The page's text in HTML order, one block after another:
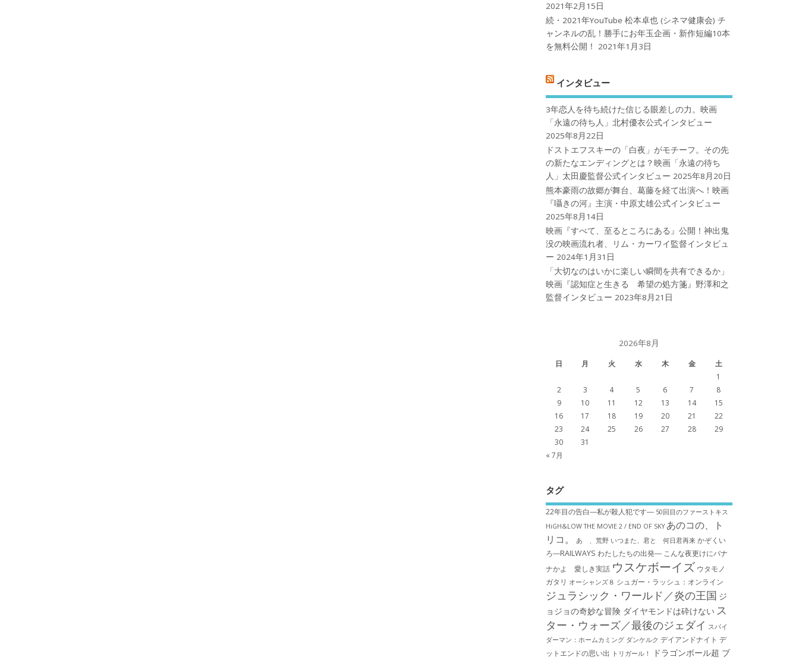
2021年2月15日
続・2021年YouTube 松本卓也 (シネマ健康会) チ
ャンネルの乱！勝手にお年玉企画・新作短編10本
を無料公開！
2021年1月3日
インタビュー
3年恋人を待ち続けた信じる眼差しの力。映画
「永遠の待ち人」北村優衣公式インタビュー
2025年8月22日
ドストエフスキーの「白夜」がモチーフ。その先
の新たなエンディングとは？映画「永遠の待ち
人」太田慶監督公式インタビュー 2025年8月20日
熊本豪雨の故郷が舞台、葛藤を経て出演へ！映画
『囁きの河』主演・中原丈雄公式インタビュー
2025年8月14日
映画『すべて、至るところにある』公開！神出鬼
没の映画流れ者、リム・カーワイ監督インタビュ
ー 2024年1月31日
「大切なのはいかに楽しい瞬間を共有できるか」
映画『認知症と生きる 希望の処方箋』野澤和之
監督インタビュー 2023年8月21日
2026年8月
日 月 火 水 木 金
土
1
2
3 4 5 6 7
8
9
10 11 12 13 14
15
16
17 18 19 20 21
22
23
24 25 26 27 28
29
30
31
« 7月
タグ
22年目の告白―私が殺人犯です― 50回目のファーストキス
HiGH&LOW THE MOVIE 2 / END OF SKY あのコの、ト
リコ。
あゝ、荒野 いつまた、君と 何日君再来 かぞくい
ろ―RAILWAYS わたしたちの出発― こんな夜更けにバナ
ナかよ 愛しき実話 ウスケボーイズ ウタモノ
ガタリ オーシャンズ８ シュガー・ラッシュ：オ​ンライン
ジュラシック・ワールド／炎の王国 ジ
ョジョの奇妙な冒険 ダイヤモンドは砕けない ス
ター・ウォーズ／最後のジェダイ スパイ
ダーマン：ホームカミング ダンケルク デイアンドナイト デ
ットエンドの思い出
トリガール！ ドラゴンボール超 ブ